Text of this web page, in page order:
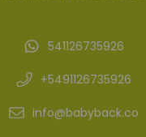
541126735926
+5491126735926
info@babyback.co